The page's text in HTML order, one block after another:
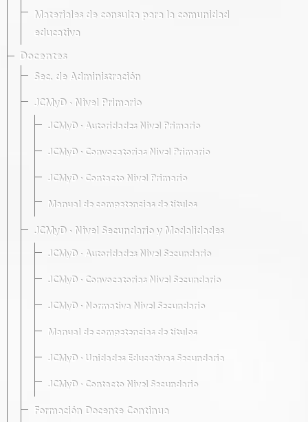
Materiales de consulta para la comunidad
educativa
Docentes
Sec. de Administración
JCMyD · Nivel Primario
JCMyD · Autoridades Nivel Primario
JCMyD · Convocatorias Nivel Primario
JCMyD · Contacto Nivel Primario
Manual de competencias de títulos
JCMyD · Nivel Secundario y Modalidades
JCMyD · Autoridades Nivel Secundario
JCMyD · Convocatorias Nivel Secundario
JCMyD · Normativa Nivel Secundario
Manual de competencias de títulos
JCMyD · Unidades Educativas Secundaria
JCMyD · Contacto Nivel Secundario
Formación Docente Continua